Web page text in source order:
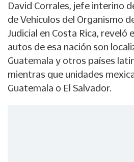
David Corrales, jefe interino
de Vehículos del Organismo
Judicial en Costa Rica, reveló
autos de esa nación son
Guatemala y otros países
mientras que unidades
Guatemala o El Salvador.